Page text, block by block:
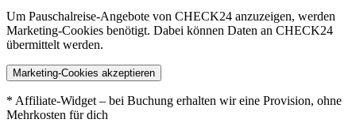
Um Pauschalreise-Angebote von CHECK24 anzuzeigen, werden
Marketing-Cookies benötigt. Dabei können Daten an CHECK24
übermittelt werden.
Marketing-Cookies akzeptieren
* Affiliate-Widget – bei Buchung erhalten wir eine Provision, ohne
Mehrkosten für dich